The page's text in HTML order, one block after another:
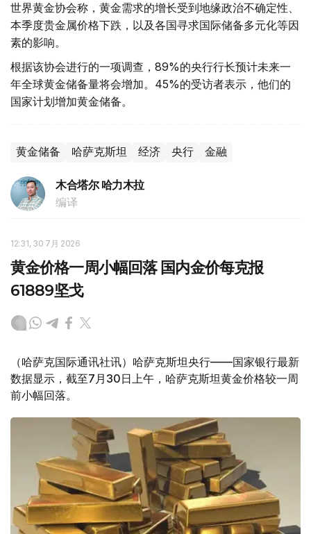
世界黄金协会称，黄金需求的增长受到地缘政治不确定性、
本季度贵金属价格下跌，以及各国寻求国际储备多元化等因
素的影响。
根据该协会进行的一项调查，89%的央行行长预计未来一
年全球黄金储备量将会增加。45%的受访者表示，他们的
国家计划增加黄金储备。
黄金储备 哈萨克斯坦 经济 央行 金融
木合塔尔 哈力木拉
编译
12:31, 30 7月 2026
黄金价格一周小幅回落 国内金价每克报
61889坚戈
（哈萨克国际通讯社讯）哈萨克斯坦央行——国家银行最新
数据显示，截至7月30日上午，哈萨克斯坦黄金价格较一周
前小幅回落。